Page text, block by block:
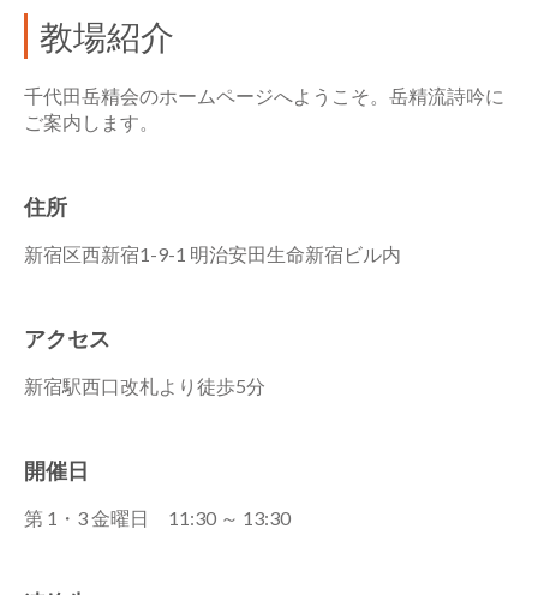
教場紹介
千代田岳精会のホームページへようこそ。岳精流詩吟に
ご案内します。
住所
新宿区西新宿1-9-1 明治安田生命新宿ビル内
アクセス
新宿駅西口改札より徒歩5分
開催日
第 1・3 金曜日 11:30 ～ 13:30